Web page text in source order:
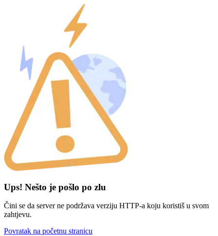
Ups! Nešto je pošlo po zlu
Čini se da server ne podržava verziju HTTP-a koju koristiš u svom
zahtjevu.
Povratak na početnu stranicu